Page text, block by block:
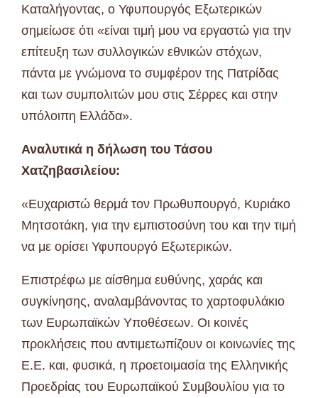
Καταλήγοντας, ο Υφυπουργός Εξωτερικών
σημείωσε ότι «είναι τιμή μου να εργαστώ για την
επίτευξη των συλλογικών εθνικών στόχων,
πάντα με γνώμονα το συμφέρον της Πατρίδας
και των συμπολιτών μου στις Σέρρες και στην
υπόλοιπη Ελλάδα».
Αναλυτικά η δήλωση του Τάσου
Χατζηβασιλείου:
«Ευχαριστώ θερμά τον Πρωθυπουργό, Κυριάκο
Μητσοτάκη, για την εμπιστοσύνη του και την τιμή
να με ορίσει Υφυπουργό Εξωτερικών.
Επιστρέφω με αίσθημα ευθύνης, χαράς και
συγκίνησης, αναλαμβάνοντας το χαρτοφυλάκιο
των Ευρωπαϊκών Υποθέσεων. Οι κοινές
προκλήσεις που αντιμετωπίζουν οι κοινωνίες της
Ε.Ε. και, φυσικά, η προετοιμασία της Ελληνικής
Προεδρίας του Ευρωπαϊκού Συμβουλίου για το